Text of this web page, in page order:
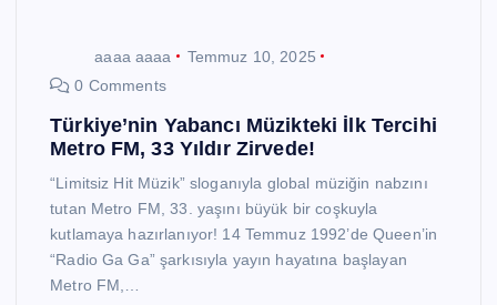
aaaa aaaa
Temmuz 10, 2025
0 Comments
Türkiye’nin Yabancı Müzikteki İlk Tercihi
Metro FM, 33 Yıldır Zirvede!
“Limitsiz Hit Müzik” sloganıyla global müziğin nabzını
tutan Metro FM, 33. yaşını büyük bir coşkuyla
kutlamaya hazırlanıyor! 14 Temmuz 1992’de Queen’in
“Radio Ga Ga” şarkısıyla yayın hayatına başlayan
Metro FM,…